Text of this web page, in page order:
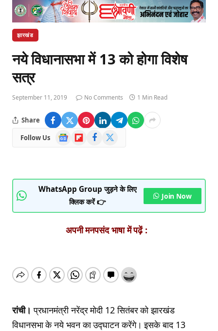
झारखंड
नये विधानासभा में 13 को होगा विशेष
सत्र
September 11, 2019 No Comments 1 Min Read
Share
Follow Us
Google
News
FlipboardFacebook
WhatsApp Group जुड़ने के लिए
क्लिक करें 👉
Join Now
अपनी मनपसंद भाषा में पढ़ें :
रांची।प्रधानमंत्री नरेंद्र मोदी 12 सितंबर को झारखंड
विधानसभा के नये भवन का उद्घाटन करेंगे। इसके बाद 13